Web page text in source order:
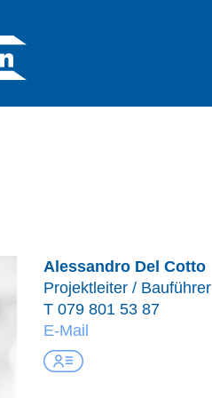
Alessandro Del Cotto
Projektleiter / Bauführer
T 079 801 53 87
E-Mail